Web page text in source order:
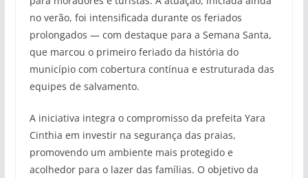
no verão, foi intensificada durante os feriados
prolongados — com destaque para a Semana Santa,
que marcou o primeiro feriado da história do
município com cobertura contínua e estruturada das
equipes de salvamento.
A iniciativa integra o compromisso da prefeita Yara
Cinthia em investir na segurança das praias,
promovendo um ambiente mais protegido e
acolhedor para o lazer das famílias. O objetivo da